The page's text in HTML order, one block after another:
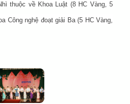
thuộc về Khoa Luật (8 HC Vàng, 5
Công nghệ đoạt giải Ba (5 HC Vàng,